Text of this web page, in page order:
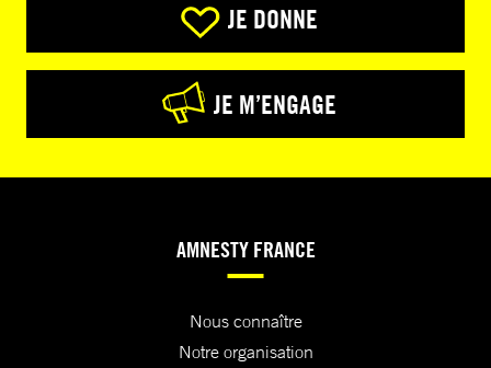
JE DONNE
JE M’ENGAGE
AMNESTY FRANCE
Nous connaître
Notre organisation